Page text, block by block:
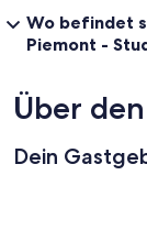
Wo befindet
Piemont -
Über
Dein